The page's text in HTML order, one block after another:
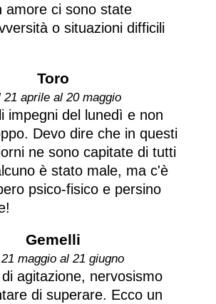
amore ci sono state
o situazioni difficili
Toro
21 aprile al 20 maggio
impegni del lunedì e non
Devo dire che in questi
ne sono capitate di tutti
è stato male, ma c'è
psico-fisico e persino
Gemelli
maggio al 21 giugno
agitazione, nervosismo
di superare. Ecco un